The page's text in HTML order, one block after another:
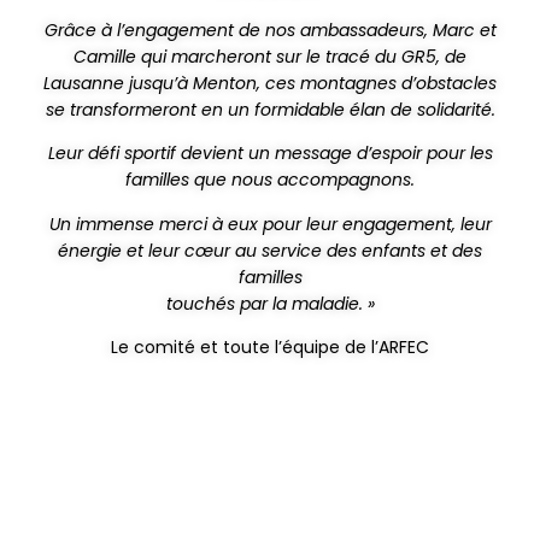
Grâce à l’engagement de nos ambassadeurs, Marc et
Camille qui marcheront sur le tracé du GR5, de
Lausanne jusqu’à Menton, ces montagnes d’obstacles
se transformeront en un formidable élan de solidarité.
Leur défi sportif devient un message d’espoir pour les
familles que nous accompagnons.
Un immense merci à eux pour leur engagement, leur
énergie et leur cœur au service des enfants et des
familles
touchés par la maladie. »
Le comité et toute l’équipe de l’ARFEC